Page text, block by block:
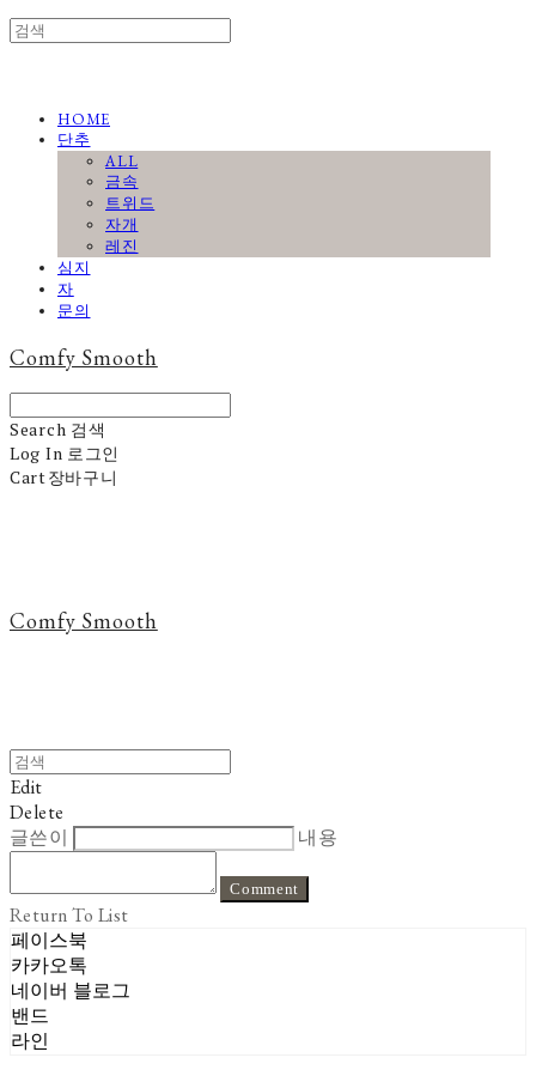
HOME
단추
ALL
금속
트위드
자개
레진
심지
자
문의
Comfy Smooth
Search 검색
Log In 로그인
Cart장바구니
Comfy Smooth
Edit
Delete
글쓴이
내용
Comment
Return To List
페이스북
카카오톡
네이버 블로그
밴드
라인